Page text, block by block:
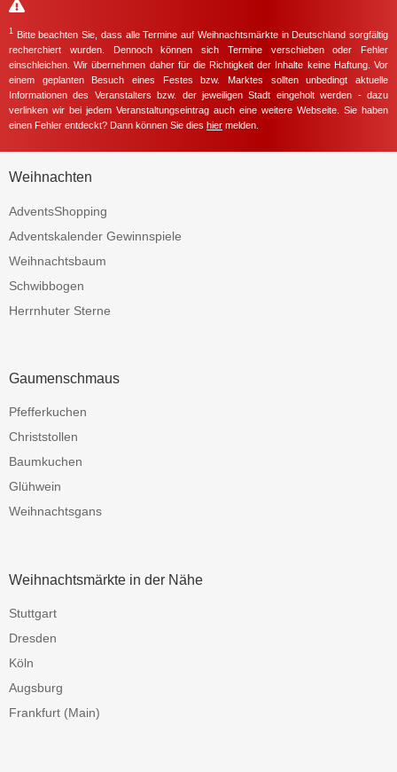
1 Bitte beachten Sie, dass alle Termine auf Weihnachtsmärkte in Deutschland sorgfältig
recherchiert wurden. Dennoch können sich Termine verschieben oder Fehler
einschleichen. Wir übernehmen daher für die Richtigkeit der Inhalte keine Haftung. Vor
einem geplanten Besuch eines Festes bzw. Marktes sollten unbedingt aktuelle
Informationen des Veranstalters bzw. der jeweiligen Stadt eingeholt werden - dazu
verlinken wir bei jedem Veranstaltungseintrag auch eine weitere Webseite. Sie haben
einen Fehler entdeckt? Dann können Sie dies hier melden.
Weihnachten
AdventsShopping
Adventskalender Gewinnspiele
Weihnachtsbaum
Schwibbogen
Herrnhuter Sterne
Gaumenschmaus
Pfefferkuchen
Christstollen
Baumkuchen
Glühwein
Weihnachtsgans
Weihnachtsmärkte in der Nähe
Stuttgart
Dresden
Köln
Augsburg
Frankfurt (Main)